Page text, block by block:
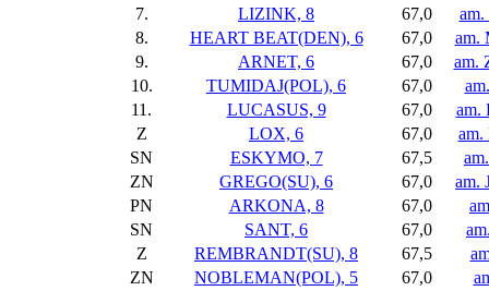
7.
LIZINK, 8 67,0
am.
8.
HEART BEAT(DEN), 6 67,0
am.
9.
ARNET, 6 67,0
am.
10.
TUMIDAJ(POL), 6 67,0
11.
LUCASUS, 9 67,0
am.
Z
LOX, 6 67,0
am.
SN
ESKYMO, 7 67,5
ZN
GREGO(SU), 6 67,0
am.
PN
ARKONA, 8 67,0
SN
SANT, 6 67,0
Z
REMBRANDT(SU), 8 67,5
ZN
NOBLEMAN(POL), 5 67,0